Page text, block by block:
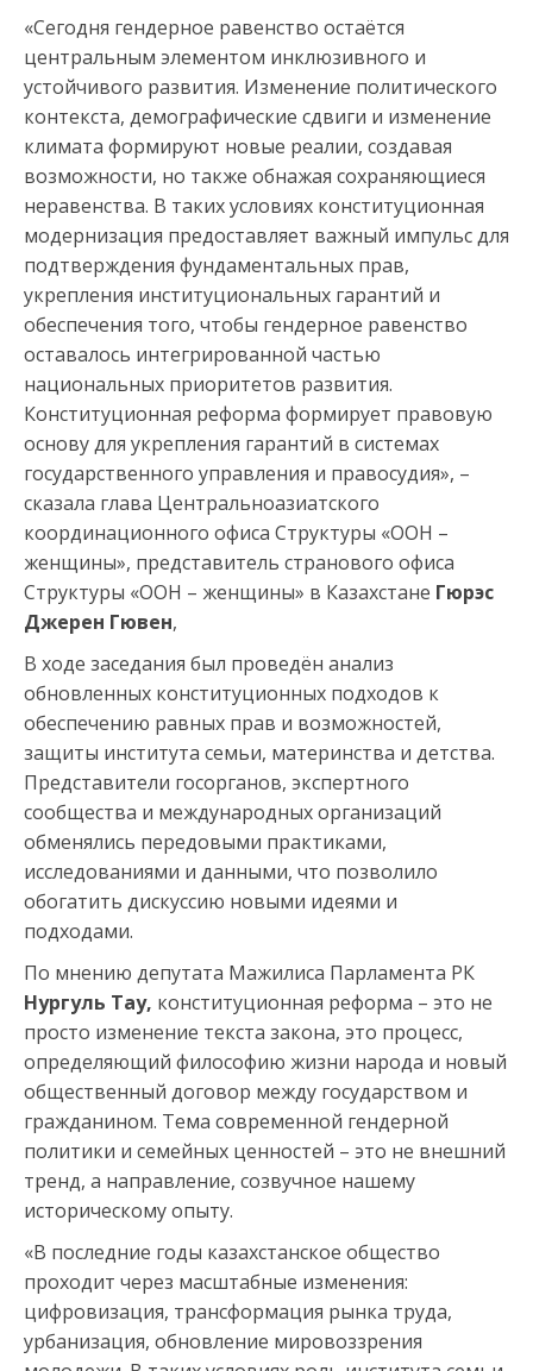
«Сегодня гендерное равенство остаётся
центральным элементом инклюзивного и
устойчивого развития. Изменение политического
контекста, демографические сдвиги и изменение
климата формируют новые реалии, создавая
возможности, но также обнажая сохраняющиеся
неравенства. В таких условиях конституционная
модернизация предоставляет важный импульс для
подтверждения фундаментальных прав,
укрепления институциональных гарантий и
обеспечения того, чтобы гендерное равенство
оставалось интегрированной частью
национальных приоритетов развития.
Конституционная реформа формирует правовую
основу для укрепления гарантий в системах
государственного управления и правосудия», –
сказала глава Центральноазиатского
координационного офиса Структуры «ООН –
женщины», представитель странового офиса
Структуры «ООН – женщины» в Казахстане Гюрэс
Джерен Гювен,
В ходе заседания был проведён анализ
обновленных конституционных подходов к
обеспечению равных прав и возможностей,
защиты института семьи, материнства и детства.
Представители госорганов, экспертного
сообщества и международных организаций
обменялись передовыми практиками,
исследованиями и данными, что позволило
обогатить дискуссию новыми идеями и
подходами.
По мнению депутата Мажилиса Парламента РК
Нургуль Тау, конституционная реформа – это не
просто изменение текста закона, это процесс,
определяющий философию жизни народа и новый
общественный договор между государством и
гражданином. Тема современной гендерной
политики и семейных ценностей – это не внешний
тренд, а направление, созвучное нашему
историческому опыту.
«В последние годы казахстанское общество
проходит через масштабные изменения:
цифровизация, трансформация рынка труда,
урбанизация, обновление мировоззрения